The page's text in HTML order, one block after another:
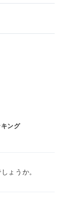
ング
ょうか。